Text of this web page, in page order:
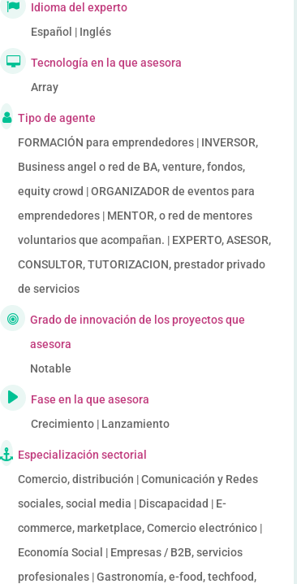
Idioma del experto
Español | Inglés
Tecnología en la que asesora
Array
Tipo de agente
FORMACIÓN para emprendedores | INVERSOR,
Business angel o red de BA, venture, fondos,
equity crowd | ORGANIZADOR de eventos para
emprendedores | MENTOR, o red de mentores
voluntarios que acompañan. | EXPERTO, ASESOR,
CONSULTOR, TUTORIZACION, prestador privado
de servicios
Grado de innovación de los proyectos que
asesora
Notable
Fase en la que asesora
Crecimiento | Lanzamiento
Especialización sectorial
Comercio, distribución | Comunicación y Redes
sociales, social media | Discapacidad | E-
commerce, marketplace, Comercio electrónico |
Economía Social | Empresas / B2B, servicios
profesionales | Gastronomía, e-food, techfood,